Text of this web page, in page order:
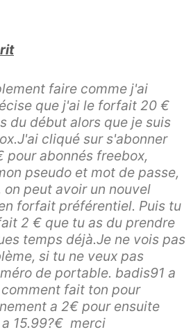
faire comme j'ai
que j'ai le forfait 20 €
du début alors que je suis
cliqué sur s'abonner
pour abonnés freebox,
pseudo et mot de passe,
on peut avoir un nouvel
forfait préférentiel. Puis tu
2 € que tu as du prendre
temps déjà.Je ne vois pas
si tu ne veux pas
de portable. badis91 a
fait ton pour
a 2€ pour ensuite
15.99?€ merci